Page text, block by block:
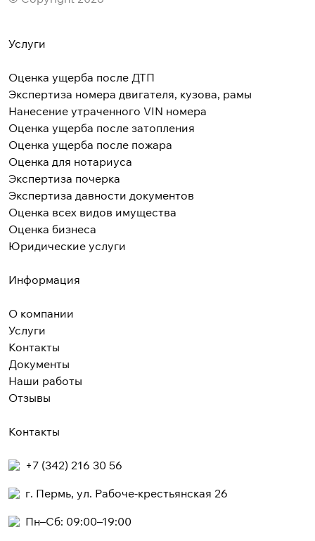
Услуги
Оценка ущерба после ДТП
Экспертиза номера двигателя, кузова, рамы
Нанесение утраченного VIN номера
Оценка ущерба после затопления
Оценка ущерба после пожара
Оценка для нотариуса
Экспертиза почерка
Экспертиза давности документов
Оценка всех видов имущества
Оценка бизнеса
Юридические услуги
Информация
О компании
Услуги
Контакты
Документы
Наши работы
Отзывы
Контакты
+7 (342) 216 30 56
г. Пермь, ул. Рабоче-крестьянская 26
Пн–Сб: 09:00–19:00